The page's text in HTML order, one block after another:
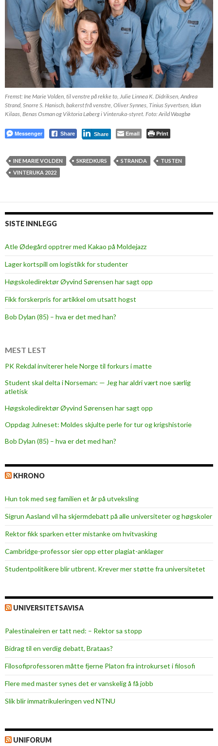
Fremst: Ine Marie Volden, til venstre på rekke to, Julie Linnea K. Didriksen, Andrea
Strand, Snorre S. Hanisch, bakerst frå venstre, Oliver Synnes, Tinius Syvertsen, Idun
Kilaas, Benas Osman og Viktoria Løberg i Vinteruka-styret. Foto: Arild Waagbø
Messenger Share Share Email Print
INE MARIE VOLDEN SKREDKURS STRANDA
TUSTEN
VINTERUKA 2022
SISTE INNLEGG
Atle Ødegård opptrer med Kakao på Moldejazz
Lager kortspill om logistikk for studenter
Høgskoledirektør Øyvind Sørensen har sagt opp
Fikk forskerpris for artikkel om utsatt hogst
Bob Dylan (85) – hva er det med han?
MEST LEST
PK Rekdal inviterer hele Norge til forkurs i matte
Student skal delta i Norseman: — Jeg har aldri vært noe særlig
atletisk
Høgskoledirektør Øyvind Sørensen har sagt opp
Oppdag Julneset: Moldes skjulte perle for tur og krigshistorie
Bob Dylan (85) – hva er det med han?
KHRONO
Hun tok med seg familien et år på utveksling
Sigrun Aasland vil ha skjerm­debatt på alle universiteter og høgskoler
Rektor fikk sparken etter mistanke om hvitvasking
Cambridge-professor sier opp etter plagiat-anklager
Studentpolitikere blir utbrent. Krever mer støtte fra universitetet
UNIVERSITETSAVISA
Palestinaleiren er tatt ned: – Rektor sa stopp
Bidrag til en verdig debatt, Brataas?
Filosofiprofessoren måtte fjerne Platon fra introkurset i filosofi
Flere med master synes det er vanskelig å få jobb
Slik blir immatrikuleringen ved NTNU
UNIFORUM